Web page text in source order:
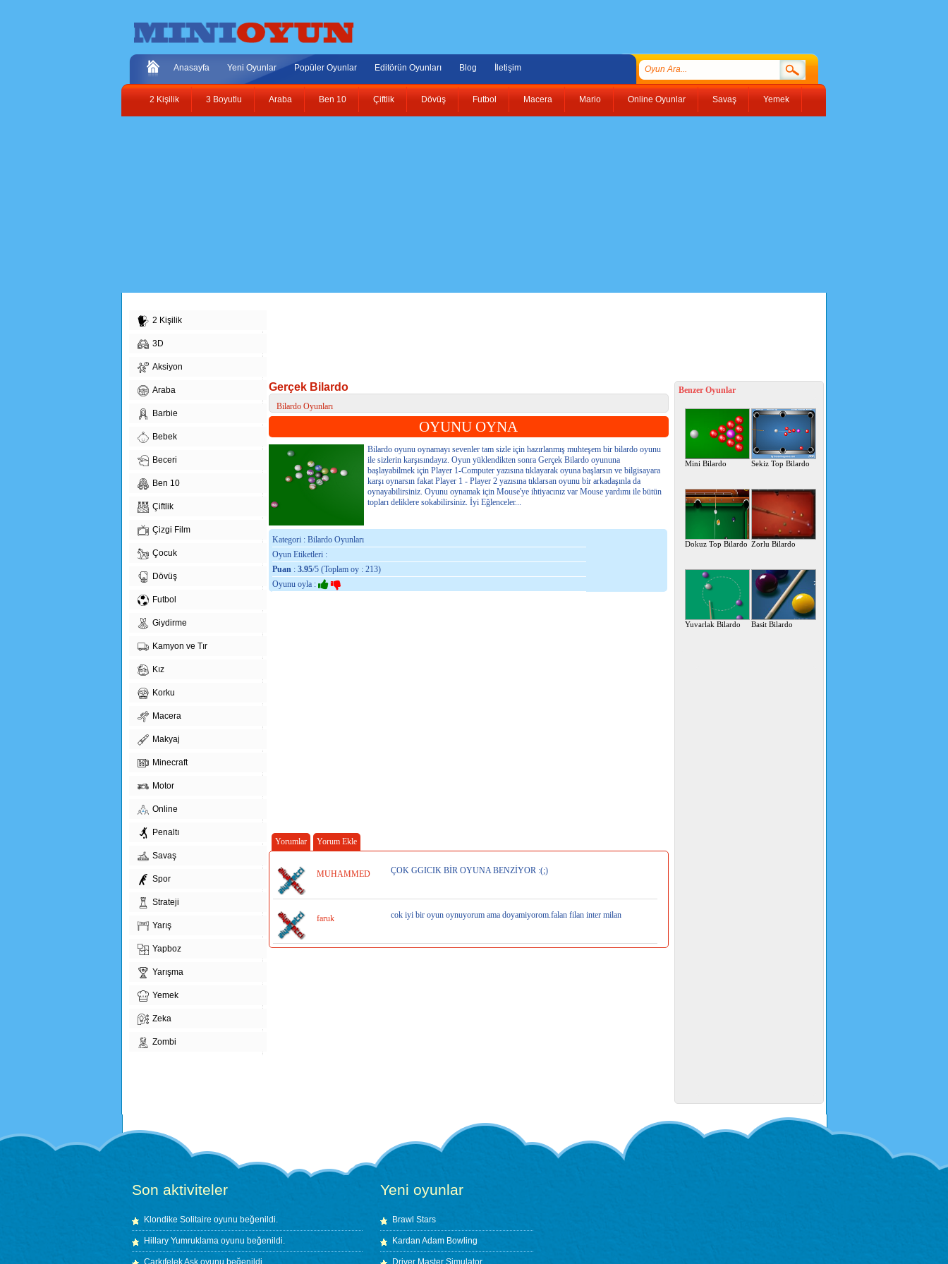
Anasayfa Yeni Oyunlar Popüler Oyunlar Editörün Oyunları Blog İletişim
2 Kişilik 3 Boyutlu Araba Ben 10 Çiftlik Dövüş Futbol Macera Mario Online Oyunlar Savaş Yemek
2 Kişilik
3D
Aksiyon
Araba
Barbie
Bebek
Beceri
Ben 10
Çiftlik
Çizgi Film
Çocuk
Dövüş
Futbol
Giydirme
Kamyon ve Tır
Kız
Korku
Macera
Makyaj
Minecraft
Motor
Online
Penaltı
Savaş
Spor
Strateji
Yarış
Yapboz
Yarışma
Yemek
Zeka
Zombi
Gerçek Bilardo
Bilardo Oyunları
OYUNU OYNA
Bilardo oyunu oynamayı sevenler tam sizle için hazırlanmış muhteşem bir bilardo oyunu
ile sizlerin karşısındayız. Oyun yüklendikten sonra Gerçek Bilardo oyununa
başlayabilmek için Player 1-Computer yazısına tıklayarak oyuna başlarsın ve bilgisayara
karşı oynarsın fakat Player 1 - Player 2 yazısına tıklarsan oyunu bir arkadaşınla da
oynayabilirsiniz. Oyunu oynamak için Mouse'ye ihtiyacınız var Mouse yardımı ile bütün
topları deliklere sokabilirsiniz. İyi Eğlenceler...
Kategori : Bilardo Oyunları
Oyun Etiketleri :
Puan : 3.95/5 (Toplam oy : 213)
Oyunu oyla :
Yorumlar Yorum Ekle
MUHAMMED ÇOK GGICIK BİR OYUNA BENZİYOR :(;)
faruk cok iyi bir oyun oynuyorum ama doyamiyorom.falan filan inter milan
Benzer Oyunlar
Mini Bilardo Sekiz Top Bilardo
Dokuz Top Bilardo Zorlu Bilardo
Yuvarlak Bilardo Basit Bilardo
Son aktiviteler
Klondike Solitaire oyunu beğenildi.
Hillary Yumruklama oyunu beğenildi.
Çarkıfelek Aşk oyunu beğenildi.
Yeni oyunlar
Brawl Stars
Kardan Adam Bowling
Driver Master Simulator